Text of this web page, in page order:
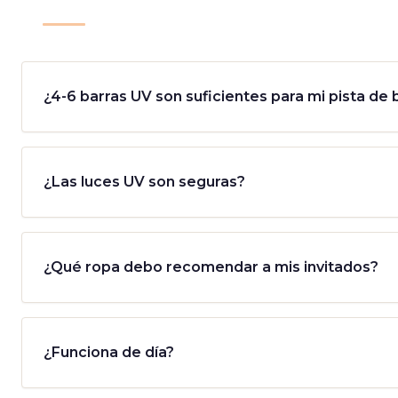
¿4-6 barras UV son suficientes para mi pista de
¿Las luces UV son seguras?
¿Qué ropa debo recomendar a mis invitados?
¿Funciona de día?